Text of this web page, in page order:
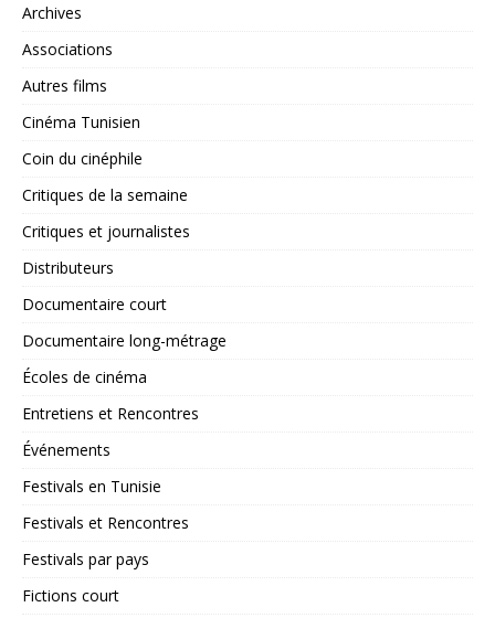
Archives
Associations
Autres films
Cinéma Tunisien
Coin du cinéphile
Critiques de la semaine
Critiques et journalistes
Distributeurs
Documentaire court
Documentaire long-métrage
Écoles de cinéma
Entretiens et Rencontres
Événements
Festivals en Tunisie
Festivals et Rencontres
Festivals par pays
Fictions court